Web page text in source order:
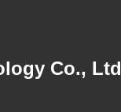
Co., Ltd